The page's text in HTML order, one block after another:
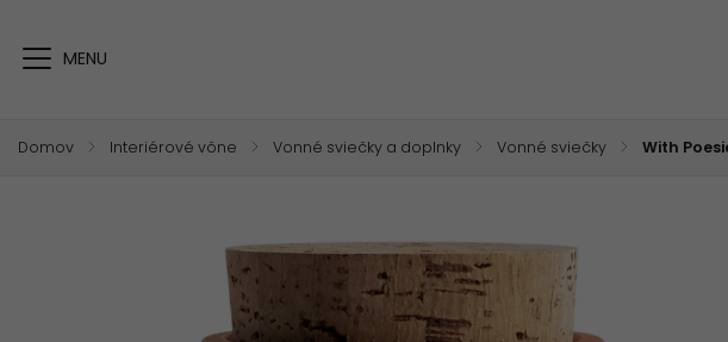
Domov / Interiérové vône / Vonné sviečky a doplnky / Vonné sviečky / With